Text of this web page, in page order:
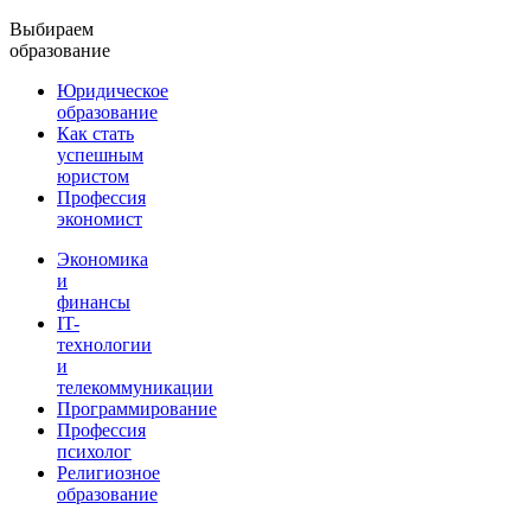
Выбираем
образование
Юридическое
образование
Как стать
успешным
юристом
Профессия
экономист
Экономика
и
финансы
IT-
технологии
и
телекоммуникации
Программирование
Профессия
психолог
Религиозное
образование